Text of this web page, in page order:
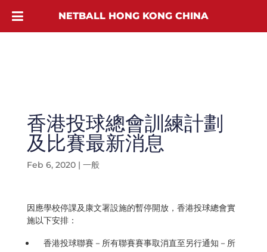
香港投球總會訓練計劃
及比賽最新消息
Feb 6, 2020| 一般
因應學校停課及康文署設施的暫停開放，香港投球總會實
施以下安排：
香港投球聯賽－所有聯賽賽事取消直至另行通知－所
NETBALL HONG KONG CHINA